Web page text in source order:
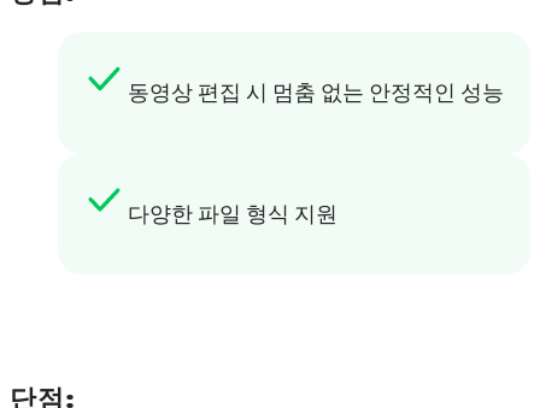
동영상 편집 시 멈춤 없는 안정적인 성능
다양한 파일 형식 지원
단점: